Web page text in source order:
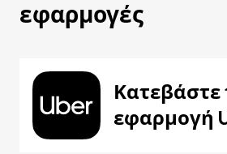
εφαρμογές
Κατεβάστε
εφαρμογή